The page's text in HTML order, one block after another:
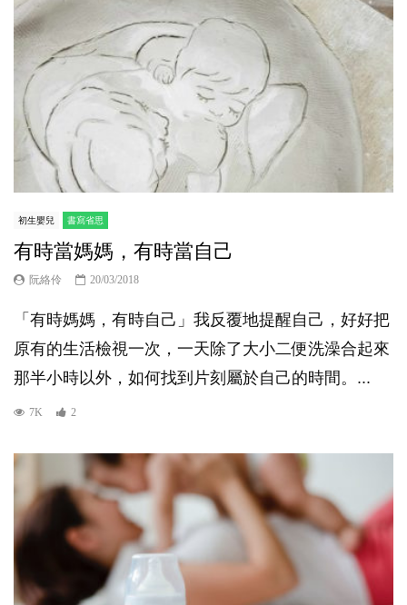
初生嬰兒 書寫省思
有時當媽媽，有時當自己
阮絡伶 20/03/2018
「有時媽媽，有時自己」我反覆地提醒自己，好好把
原有的生活檢視一次，一天除了大小二便洗澡合起來
那半小時以外，如何找到片刻屬於自己的時間。...
7K 2